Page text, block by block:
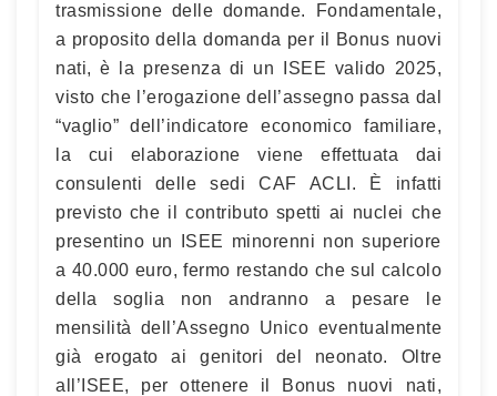
trasmissione delle domande. Fondamentale,
a proposito della domanda per il Bonus nuovi
nati, è la presenza di un ISEE valido 2025,
visto che l’erogazione dell’assegno passa dal
“vaglio” dell’indicatore economico familiare,
la cui elaborazione viene effettuata dai
consulenti delle sedi CAF ACLI. È infatti
previsto che il contributo spetti ai nuclei che
presentino un ISEE minorenni non superiore
a 40.000 euro, fermo restando che sul calcolo
della soglia non andranno a pesare le
mensilità dell’Assegno Unico eventualmente
già erogato ai genitori del neonato. Oltre
all’ISEE, per ottenere il Bonus nuovi nati,